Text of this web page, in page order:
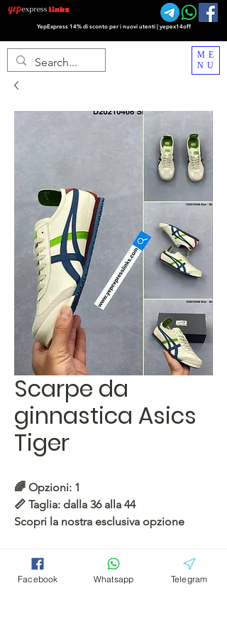
YepExpress 14% di sconto per i nuovi utenti | yepex14off
ME
NU
Scarpe da
ginnastica Asics
Tiger
🌈 Opzioni: 1
📏 Taglia: dalla 36 alla 44
Scopri la nostra esclusiva opzione
Acquistala oggi stesso!
Collegare
Facebook
Facebook
Facebook Whatsapp Telegram